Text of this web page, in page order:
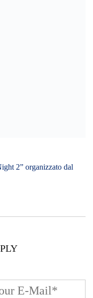
2” organizzato dal